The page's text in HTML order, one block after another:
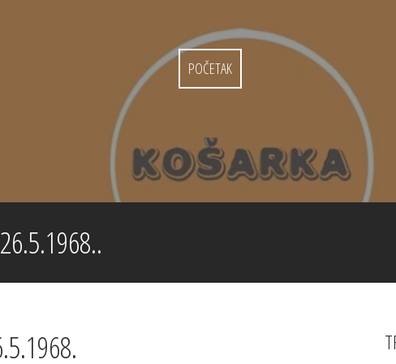
POČETAK